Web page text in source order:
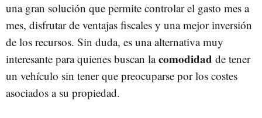
una gran solución que permite controlar el gasto mes a
mes, disfrutar de ventajas fiscales y una mejor inversión
de los recursos. Sin duda, es una alternativa muy
interesante para quienes buscan lacomodidad de tener
un vehículo sin tener que preocuparse por los costes
asociados a su propiedad.